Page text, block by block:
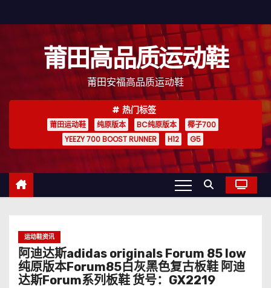
至
莆田高品质运动鞋
莆田安福高品质运动鞋
热门标签
莆田运动鞋 纯原版本 BC纯原版本
椰子700
YEEZY 700 BOOST RUNNER
H12 G5
运动鞋资讯
阿迪达斯adidas originals Forum 85 low
纯原版本Forum85白灰黑色复古板鞋 阿迪
达斯Forum系列板鞋 货号：GX2219